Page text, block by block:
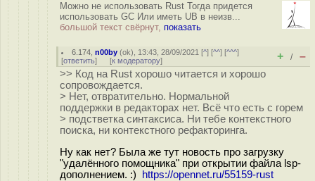
Можно не использовать Rust Тогда придется
использовать GC Или иметь UB в неизв...
большой текст свёрнут, показать
6.174 ,n00by (ok), 13:43, 28/09/2021 [^] [^^] [^^^]
[ответить] [к модератору] + / –
>> Код на Rust хорошо читается и хорошо
сопровождается.
> Нет, отвратительно. Нормальной
поддержки в редакторах нет. Всё что есть с горем
> подстветка синтаксиса. Ни тебе контекстного
поиска, ни контекстного рефакторинга.
Ну как нет? Была же тут новость про загрузку
"удалённого помощника" при открытии файла lsp-
дополнением. :)
https://opennet.ru/55159-rust